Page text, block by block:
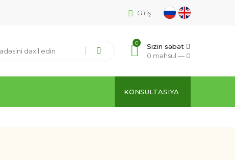
Giriş
0
Sizin səbət
0 məhsul — 0
KONSULTASIYA